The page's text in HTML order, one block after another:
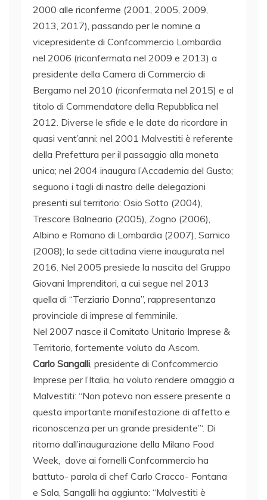
2000 alle riconferme (2001, 2005, 2009,
2013, 2017), passando per le nomine a
vicepresidente di Confcommercio Lombardia
nel 2006 (riconfermata nel 2009 e 2013) a
presidente della Camera di Commercio di
Bergamo nel 2010 (riconfermata nel 2015) e al
titolo di Commendatore della Repubblica nel
2012. Diverse le sfide e le date da ricordare in
quasi vent’anni: nel 2001 Malvestiti è referente
della Prefettura per il passaggio alla moneta
unica; nel 2004 inaugura l’Accademia del Gusto;
seguono i tagli di nastro delle delegazioni
presenti sul territorio: Osio Sotto (2004),
Trescore Balneario (2005), Zogno (2006),
Albino e Romano di Lombardia (2007), Sarnico
(2008); la sede cittadina viene inaugurata nel
2016. Nel 2005 presiede la nascita del Gruppo
Giovani Imprenditori, a cui segue nel 2013
quella di “Terziario Donna”, rappresentanza
provinciale di imprese al femminile.
Nel 2007 nasce il Comitato Unitario Imprese &
Territorio, fortemente voluto da Ascom.
Carlo Sangalli , presidente di Confcommercio
Imprese per l’Italia, ha voluto rendere omaggio a
Malvestiti: “Non potevo non essere presente a
questa importante manifestazione di affetto e
riconoscenza per un grande presidente”‘. Di
ritorno dall’inaugurazione della Milano Food
Week, dove ai fornelli Confcommercio ha
battuto- parola di chef Carlo Cracco- Fontana
e Sala, Sangalli ha aggiunto: “Malvestiti è